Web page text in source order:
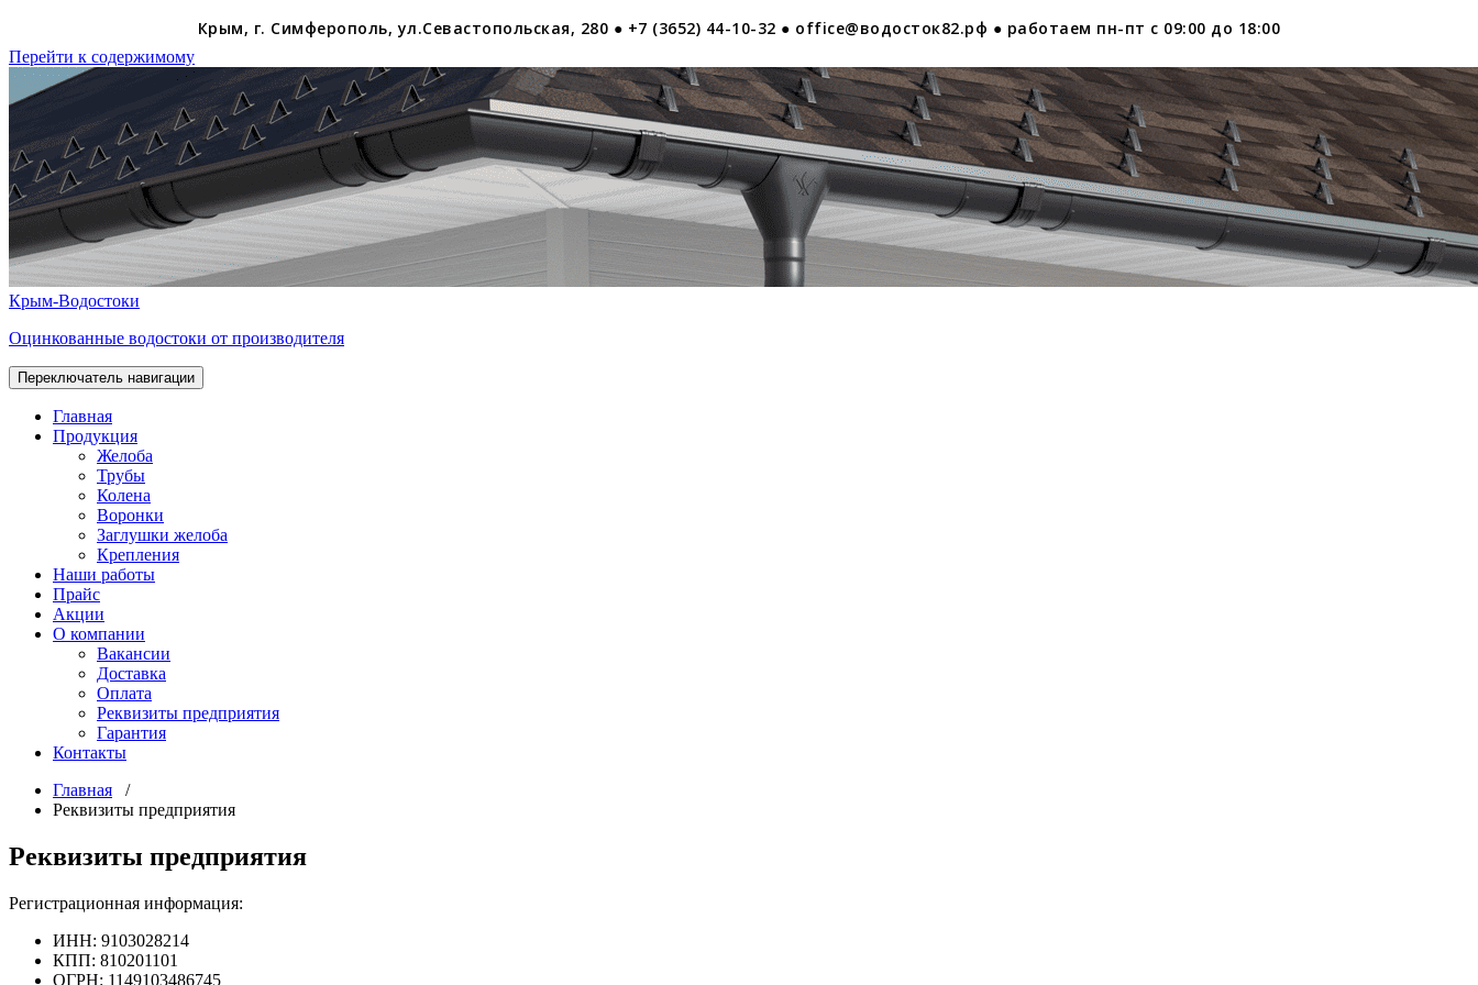
Крым, г. Симферополь, ул.Севастопольская, 280 ● +7 (3652) 44-10-32 ● office@водосток82.рф ● работаем пн-пт с 09:00 до 18:00
Перейти к содержимому
Крым-Водостоки
Оцинкованные водостоки от производителя
Переключатель навигации
Главная
Продукция
Желоба
Трубы
Колена
Воронки
Заглушки желоба
Крепления
Наши работы
Прайс
Акции
О компании
Вакансии
Доставка
Оплата
Реквизиты предприятия
Гарантия
Контакты
Главная /
Реквизиты предприятия
Реквизиты предприятия
Регистрационная информация:
ИНН: 9103028214
КПП: 810201101
ОГРН: 1149103486745